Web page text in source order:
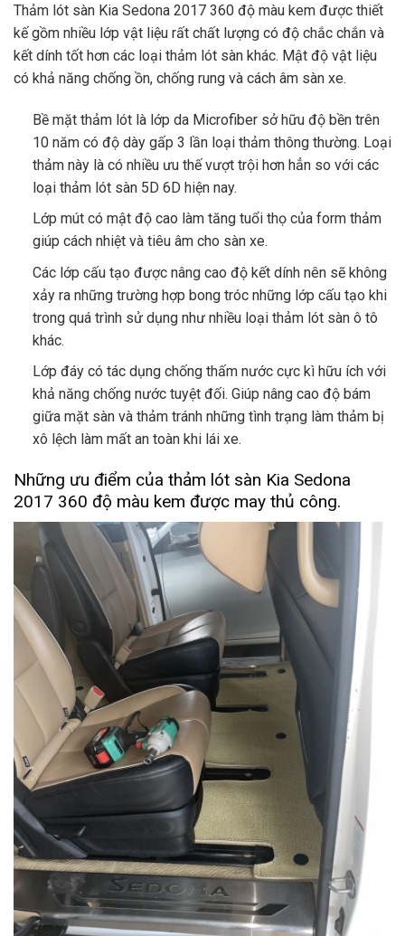
Thảm lót sàn Kia Sedona 2017 360 độ màu kem được thiết
kế gồm nhiều lớp vật liệu rất chất lượng có độ chắc chắn và
kết dính tốt hơn các loại thảm lót sàn khác. Mật độ vật liệu
có khả năng chống ồn, chống rung và cách âm sàn xe.
Bề mặt thảm lót là lớp da Microfiber sở hữu độ bền trên
10 năm có độ dày gấp 3 lần loại thảm thông thường. Loại
thảm này là có nhiều ưu thế vượt trội hơn hẳn so với các
loại thảm lót sàn 5D 6D hiện nay.
Lớp mút có mật độ cao làm tăng tuổi thọ của form thảm
giúp cách nhiệt và tiêu âm cho sàn xe.
Các lớp cấu tạo được nâng cao độ kết dính nên sẽ không
xảy ra những trường hợp bong tróc những lớp cấu tạo khi
trong quá trình sử dụng như nhiều loại thảm lót sàn ô tô
khác.
Lớp đáy có tác dụng chống thấm nước cực kì hữu ích với
khả năng chống nước tuyệt đối. Giúp nâng cao độ bám
giữa mặt sàn và thảm tránh những tình trạng làm thảm bị
xô lệch làm mất an toàn khi lái xe.
Những ưu điểm của thảm lót sàn Kia Sedona
2017 360 độ màu kem được may thủ công.